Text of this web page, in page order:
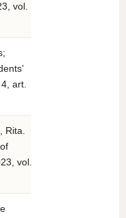
vol.
art.
Rita.
vol.